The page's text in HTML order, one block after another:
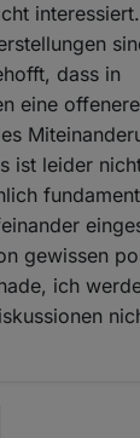
interessiert.
dass in
eine
ist leider
gewissen
ich